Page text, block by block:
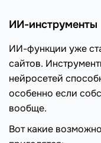
ИИ-инструменты
ИИ-функции уже
сайтов.
нейросетей
особенно если
вообще.
Вот какие